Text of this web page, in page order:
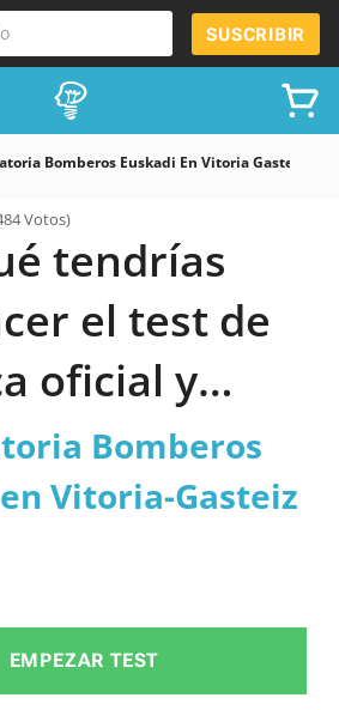
SUSCRIBIR
Bomberos Euskadi En Vitoria Gasteiz
Votos)
tendrías
el test de
oficial y
de
Euskadi
Gasteiz
Bomberos
Vitoria-Gasteiz
EMPEZAR TEST